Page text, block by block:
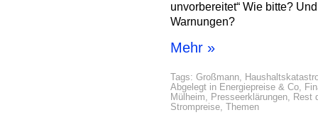
unvorbereitet“ Wie bitte?
Warnungen?
Mehr »
Tags: Großmann,
Abgelegt in Energiepreise & Co,
Mülheim, Presseerklärungen, Rest
Strompreise, Themen